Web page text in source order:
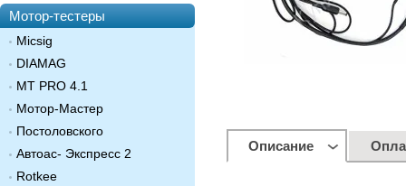
Мотор-тестеры
Micsig
DIAMAG
MT PRO 4.1
Мотор-Мастер
Постоловского
Автоас- Экспресс 2
Rotkee
Описание